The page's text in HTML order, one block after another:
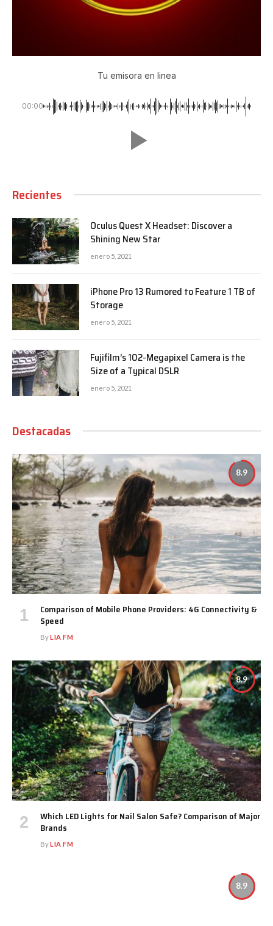
Tu emisora en linea
00:00
Recientes
Oculus Quest X Headset: Discover a
Shining New Star
enero 5, 2021
iPhone Pro 13 Rumored to Feature 1 TB of
Storage
enero 5, 2021
Fujifilm’s 102-Megapixel Camera is the
Size of a Typical DSLR
enero 5, 2021
Destacadas
8.9
Comparison of Mobile Phone Providers: 4G Connectivity &
Speed
ByLIA FM
8.9
Which LED Lights for Nail Salon Safe? Comparison of Major
Brands
ByLIA FM
8.9